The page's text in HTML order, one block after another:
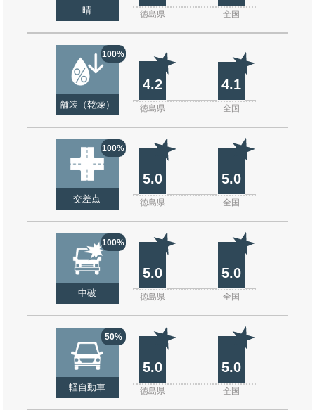
晴 徳島県 全国
100%
舗装（乾燥）
4.2 4.1
徳島県 全国
100%
交差点
5.0 5.0
徳島県 全国
100%
中破
5.0 5.0
徳島県 全国
50%
軽自動車
5.0 5.0
徳島県 全国